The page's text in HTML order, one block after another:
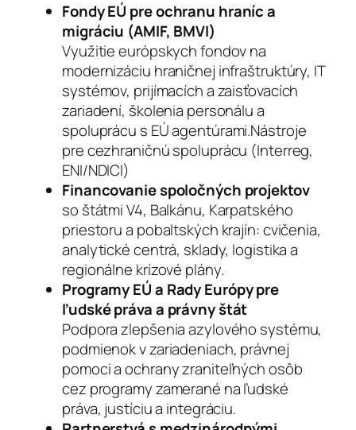
Fondy EÚ pre ochranu hraníc a
migráciu (AMIF, BMVI)
Využitie európskych fondov na
modernizáciu hraničnej infraštruktúry, IT
systémov, prijímacích a zaisťovacích
zariadení, školenia personálu a
spoluprácu s EÚ agentúrami.Nástroje
pre cezhraničnú spoluprácu (Interreg,
ENI/NDICI)
Financovanie spoločných projektov
so štátmi V4, Balkánu, Karpatského
priestoru a pobaltských krajín: cvičenia,
analytické centrá, sklady, logistika a
regionálne krízové plány.
Programy EÚ a Rady Európy pre
ľudské práva a právny štát
Podpora zlepšenia azylového systému,
podmienok v zariadeniach, právnej
pomoci a ochrany zraniteľných osôb
cez programy zamerané na ľudské
práva, justíciu a integráciu.